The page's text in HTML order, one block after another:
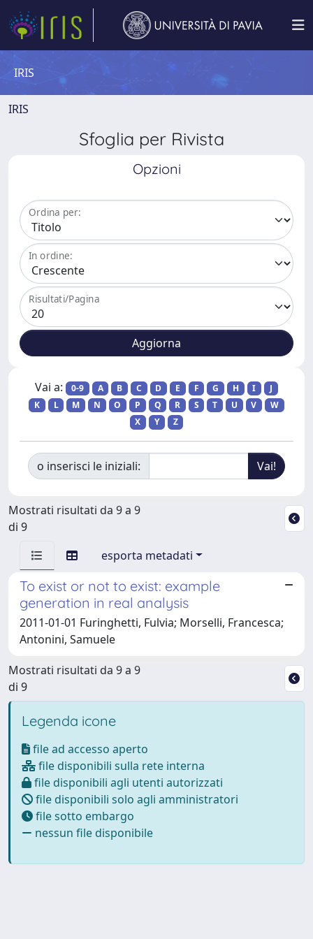
IRIS
IRIS
Sfoglia per Rivista
Opzioni
Ordina per:
In ordine:
Risultati/Pagina
Vai a: 0-9 A B C D E F G H I
J
K
L M N O P Q R S T U V
W
X
Y Z
o inserisci le iniziali:
Mostrati risultati da 9 a 9
di 9
esporta metadati
To exist or not to exist: example
generation in real analysis
2011-01-01 Furinghetti, Fulvia; Morselli, Francesca;
Antonini, Samuele
Mostrati risultati da 9 a 9
di 9
Legenda icone
file ad accesso aperto
file disponibili sulla rete interna
file disponibili agli utenti autorizzati
file disponibili solo agli amministratori
file sotto embargo
nessun file disponibile